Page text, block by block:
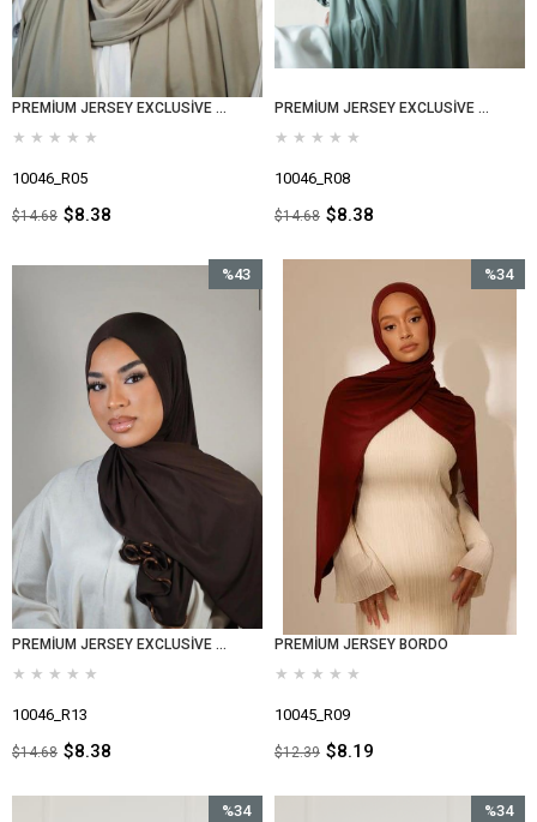
PREMİUM JERSEY EXCLUSİVE TAŞ
★ ★ ★ ★ ★
10046_R05
$8.38
$14.68
PREMİUM JERSEY EXCLUSİVE ÇAĞLA
★ ★ ★ ★ ★
10046_R08
$8.38
$14.68
PREMİUM JERSEY EXCLUSİVE ACI KAHVE
★ ★ ★ ★ ★
10046_R13
$8.38
$14.68
%43
PREMİUM JERSEY BORDO
★ ★ ★ ★ ★
10045_R09
$8.19
$12.39
%34
%34
%34